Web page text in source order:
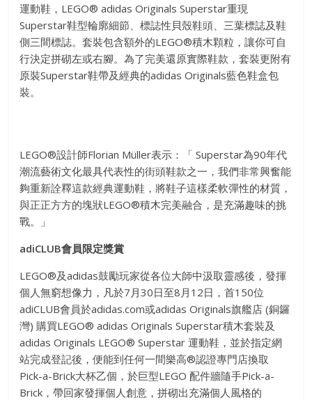
運動鞋，LEGO® adidas Originals Superstar重現
Superstar鞋型輪廓細節、標誌性貝殼鞋頭、三葉標誌及鞋
側三間標誌。套裝包含額外的LEGO®積木顆粒，讓你可自
行決定拼砌左或右腳。為了完美還原實際鞋款，套裝更附有
原裝Superstar鞋帶及經典的adidas Originals藍色鞋盒包
裝。
LEGO®設計師Florian Müller表示：「 Superstar為90年代
潮流藝術文化最具代表性的街頭鞋款之一，我們非常興奮能
夠重新詮釋這款經典運動鞋，將鞋子這樣柔軟彈性的材質，
與正正方方的塊狀LEGO®積木完美融合，是充滿趣味的挑
戰。」
adiCLUB會員限定獎賞
LEGO®及adidas鼓勵玩家從各位大師中汲取靈感後，發揮
個人無窮想像力，凡於7月30日至8月12日，首150位
adiCLUB會員於adidas.com或adidas Originals旗艦店 (銅鑼
灣) 購買LEGO® adidas Originals Superstar積木套裝及
adidas Originals LEGO® Superstar 運動鞋，並於指定網
站完成登記後，便能到任何一間樂高®認證專門店換取
Pick-a-Brick大杯乙個，於巨型LEGO 配件牆隨手Pick-a-
Brick，帶回家發揮個人創意，拼砌出充滿個人風格的